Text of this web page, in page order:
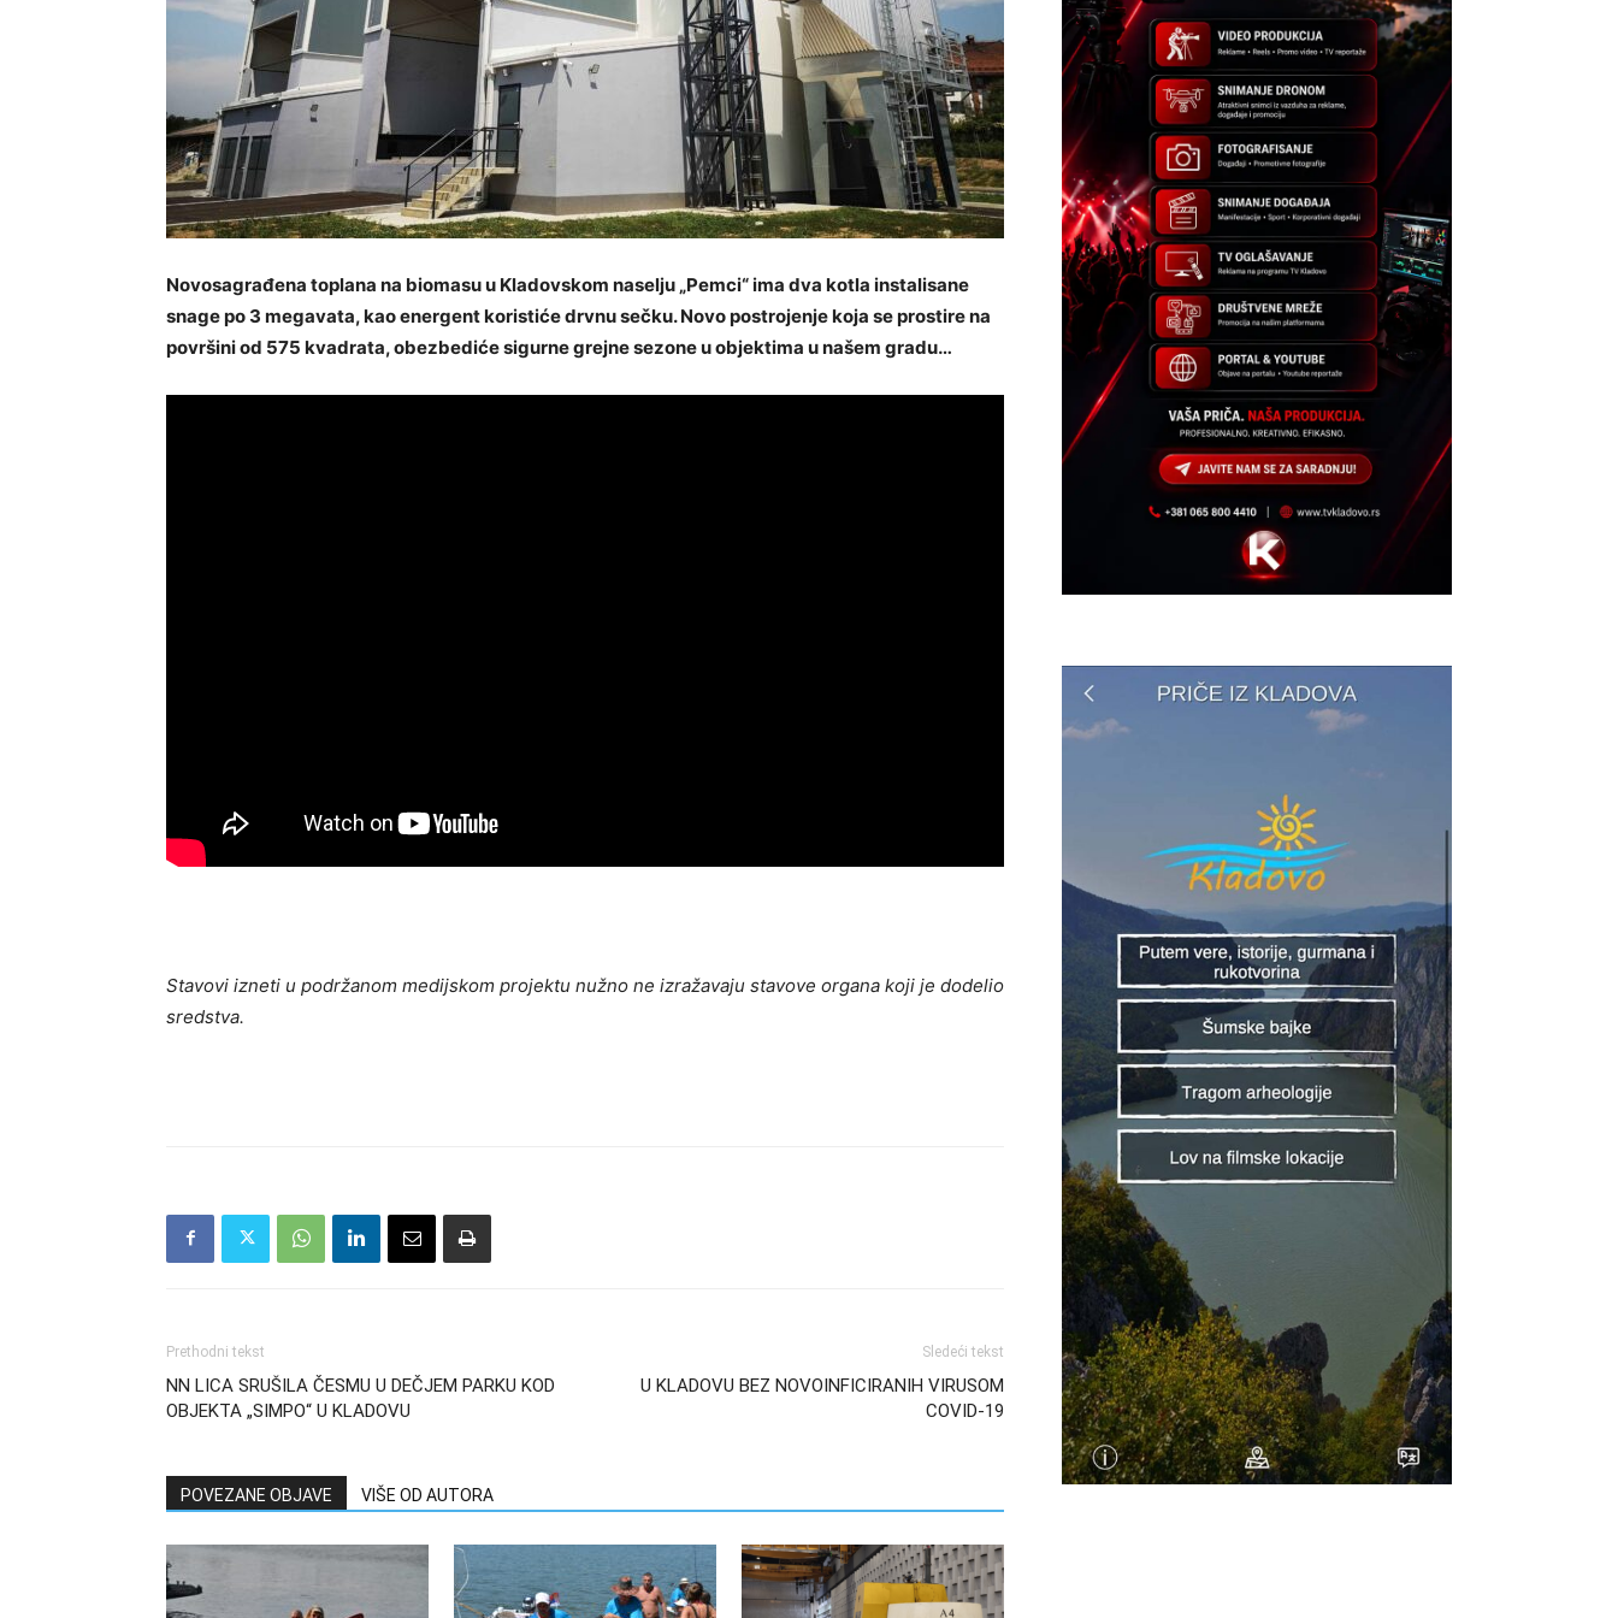
Novosagrađena toplana na biomasu u Kladovskom naselju „Pemci“ ima dva kotla instalisane
snage po 3 megavata, kao energent koristiće drvnu sečku. Novo postrojenje koja se prostire na
površini od 575 kvadrata, obezbediće sigurne grejne sezone u objektima u našem gradu…
Stavovi izneti u podržanom medijskom projektu nužno ne izražavaju stavove organa koji je dodelio
sredstva.
Prethodni tekst
NN LICA SRUŠILA ČESMU U DEČJEM PARKU KOD
OBJEKTA „SIMPO“ U KLADOVU
Sledeći tekst
U KLADOVU BEZ NOVOINFICIRANIH VIRUSOM
COVID-19
POVEZANE OBJAVE VIŠE OD AUTORA